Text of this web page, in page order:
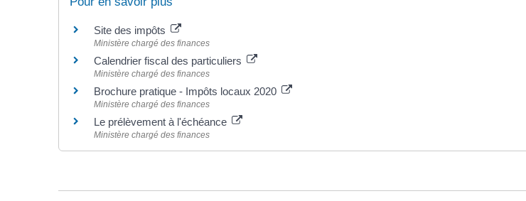
Site des impôts
Ministère chargé des finances
Calendrier fiscal des particuliers
Ministère chargé des finances
Brochure pratique - Impôts locaux 2020
Ministère chargé des finances
Le prélèvement à l'échéance
Ministère chargé des finances